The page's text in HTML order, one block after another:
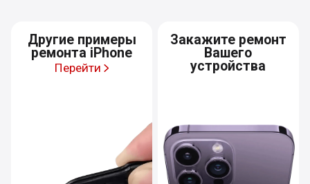
Другие примеры
ремонта iPhone
Перейти
Закажите ремонт
Вашего
устройства